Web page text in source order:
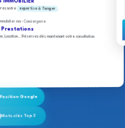
IMMOBILIER
notre expertise à Tanger .
› Conciergerie
Prestations
Location... Réservez dès maintenant votre consultation.
Position Google
Mots clés Top 3